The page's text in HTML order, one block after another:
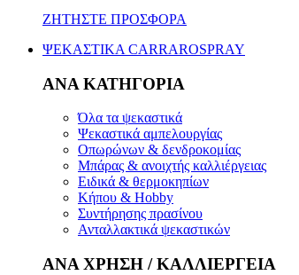
ΖΗΤΗΣΤΕ ΠΡΟΣΦΟΡΑ
ΨΕΚΑΣΤΙΚΑ CARRAROSPRAY
ΑΝΑ ΚΑΤΗΓΟΡΙΑ
Όλα τα ψεκαστικά
Ψεκαστικά αμπελουργίας
Οπωρώνων & δενδροκομίας
Μπάρας & ανοιχτής καλλιέργειας
Ειδικά & θερμοκηπίων
Κήπου & Hobby
Συντήρησης πρασίνου
Ανταλλακτικά ψεκαστικών
ΑΝΑ ΧΡΗΣΗ / ΚΑΛΛΙΕΡΓΕΙΑ